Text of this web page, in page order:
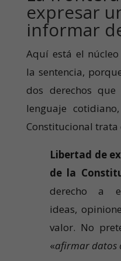
expresar
informar
Aquí está el
la sentencia,
dos derechos
lenguaje
Constitucional
Libertad de
de la
derecho a
ideas,
valor. No
«afirmar datos